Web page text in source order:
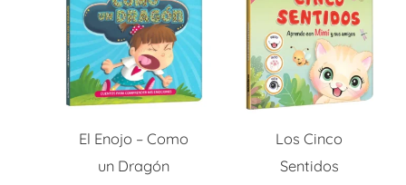
El Enojo – Como
un Dragón
Los Cinco
Sentidos